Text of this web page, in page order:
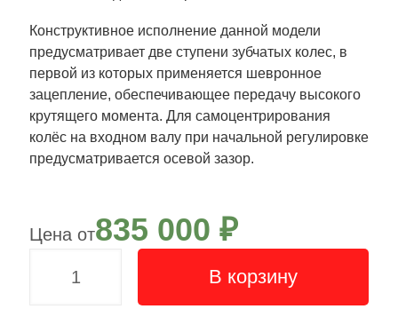
Конструктивное исполнение данной модели
предусматривает две ступени зубчатых колес, в
первой из которых применяется шевронное
зацепление, обеспечивающее передачу высокого
крутящего момента. Для самоцентрирования
колёс на входном валу при начальной регулировке
предусматривается осевой зазор.
835 000 ₽
В корзину